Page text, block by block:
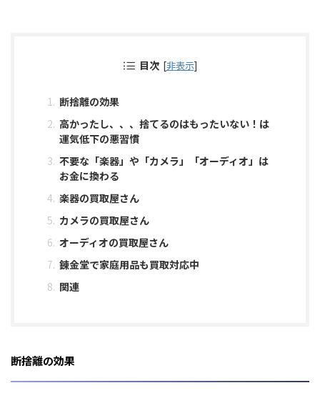
目次 [非表示]
断捨離の効果
高かったし、、、捨てるのはもったいない！は
運気低下の悪習慣
不要な「楽器」や「カメラ」「オーディオ」は
お金に換わる
楽器の買取屋さん
カメラの買取屋さん
オーディオの買取屋さん
錬金堂で家庭用品も買取対応中
関連
断捨離の効果